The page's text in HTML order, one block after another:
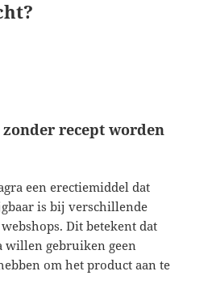
zonder recept worden
een erectiemiddel dat
is bij verschillende
Dit betekent dat
willen gebruiken geen
om het product aan te